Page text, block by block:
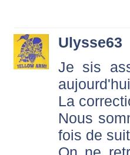
Ulysse63
Je sis
La
Nous
fois de